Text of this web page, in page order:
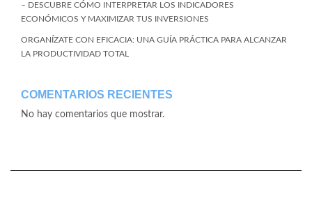
– DESCUBRE CÓMO INTERPRETAR LOS INDICADORES
ECONÓMICOS Y MAXIMIZAR TUS INVERSIONES
ORGANÍZATE CON EFICACIA: UNA GUÍA PRÁCTICA PARA ALCANZAR
LA PRODUCTIVIDAD TOTAL
COMENTARIOS RECIENTES
No hay comentarios que mostrar.